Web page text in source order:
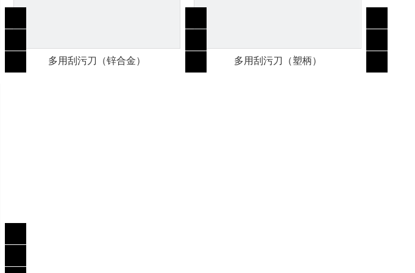
多用刮污刀（锌合金） 多用刮污刀（塑柄）